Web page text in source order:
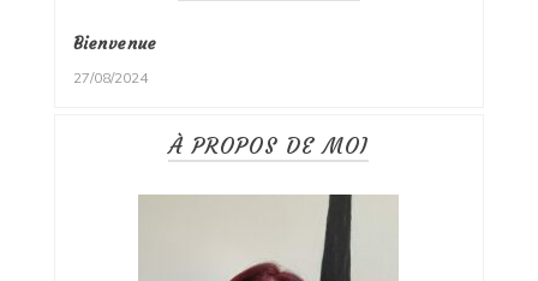
Bienvenue
27/08/2024
À PROPOS DE MOI